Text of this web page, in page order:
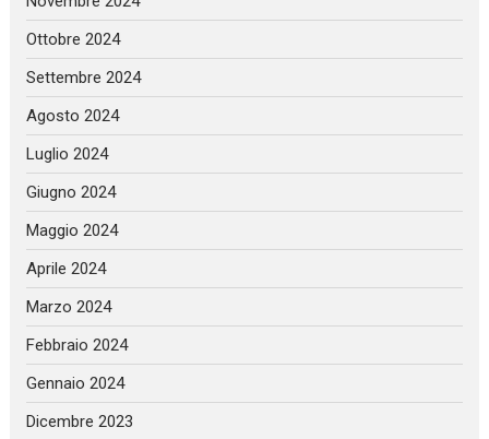
Ottobre 2024
Settembre 2024
Agosto 2024
Luglio 2024
Giugno 2024
Maggio 2024
Aprile 2024
Marzo 2024
Febbraio 2024
Gennaio 2024
Dicembre 2023